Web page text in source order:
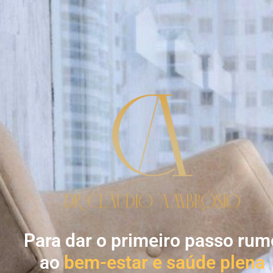
Para dar o primeiro passo
ao bem-estar e saúde plena